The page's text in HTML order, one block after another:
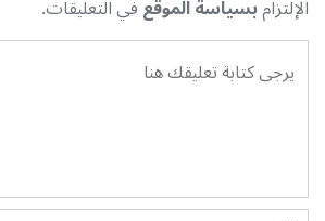
الإلتزامبسياسة الموقعفي التعليقات.